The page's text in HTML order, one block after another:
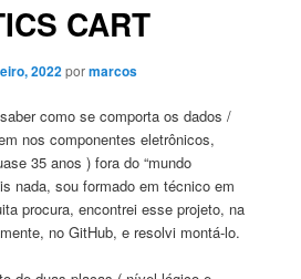
CART
2022pormarcos
como se comporta os dados /
nos componentes eletrônicos,
35 anos ) fora do “mundo
nada, sou formado em técnico em
procura, encontrei esse projeto, na
no GitHub, e resolvi montá-lo.